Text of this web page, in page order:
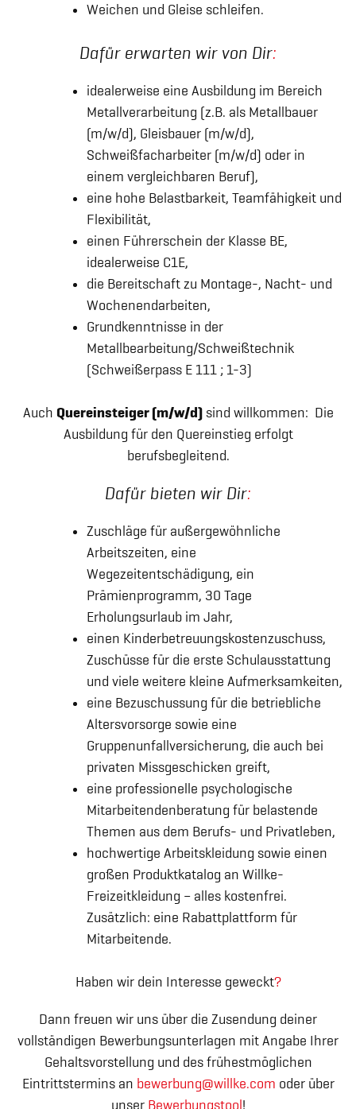
Weichen und Gleise schleifen.
Dafür erwarten wir von Dir:
idealerweise eine Ausbildung im Bereich
Metallverarbeitung (z.B. als Metallbauer
(m/w/d), Gleisbauer (m/w/d),
Schweißfacharbeiter (m/w/d) oder in
einem vergleichbaren Beruf),
eine hohe Belastbarkeit, Teamfähigkeit und
Flexibilität,
einen Führerschein der Klasse BE,
idealerweise C1E,
die Bereitschaft zu Montage-, Nacht- und
Wochenendarbeiten,
Grundkenntnisse in der
Metallbearbeitung/Schweißtechnik
(Schweißerpass E 111 ; 1-3)
Auch Quereinsteiger (m/w/d)sind willkommen: Die
Ausbildung für den Quereinstieg erfolgt
berufsbegleitend.
Dafür bieten wir Dir:
Zuschläge für außergewöhnliche
Arbeitszeiten, eine
Wegezeitentschädigung, ein
Prämienprogramm, 30 Tage
Erholungsurlaub im Jahr,
einen Kinderbetreuungskostenzuschuss,
Zuschüsse für die erste Schulausstattung
und viele weitere kleine Aufmerksamkeiten,
eine Bezuschussung für die betriebliche
Altersvorsorge sowie eine
Gruppenunfallversicherung, die auch bei
privaten Missgeschicken greift,
eine professionelle psychologische
Mitarbeitendenberatung für belastende
Themen aus dem Berufs- und Privatleben,
hochwertige Arbeitskleidung sowie einen
großen Produktkatalog an Willke-
Freizeitkleidung – alles kostenfrei.
Zusätzlich: eine Rabattplattform für
Mitarbeitende.
Haben wir dein Interesse geweckt?
Dann freuen wir uns über die Zusendung deiner
vollständigen Bewerbungsunterlagen mit Angabe Ihrer
Gehaltsvorstellung und des frühestmöglichen
Eintrittstermins an bewerbung@willke.com oder über
unser Bewerbungstool!